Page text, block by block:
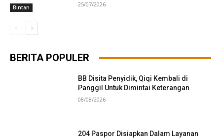
Bintan 25/07/2026
BERITA POPULER
BB Disita Penyidik, Qiqi Kembali di
Panggil Untuk Dimintai Keterangan
08/08/2026
204 Paspor Disiapkan Dalam Layanan